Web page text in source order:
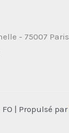
- 75007 Paris
| Propulsé par